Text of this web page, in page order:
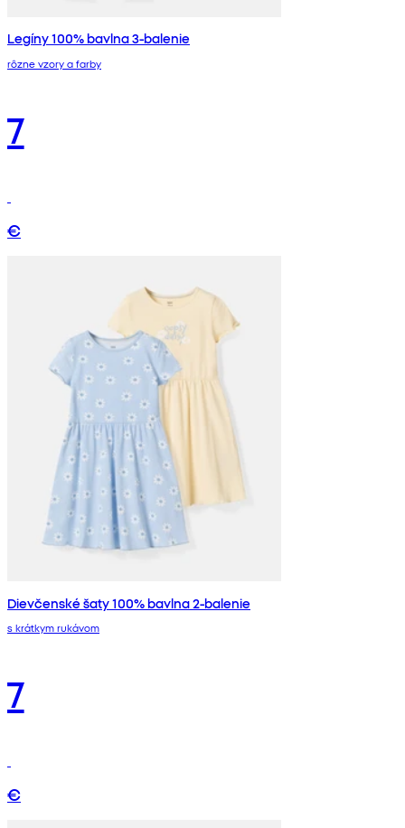
Legíny 100% bavlna 3-balenie
rôzne vzory a farby
7
€
Dievčenské šaty 100% bavlna 2-balenie
s krátkym rukávom
7
€